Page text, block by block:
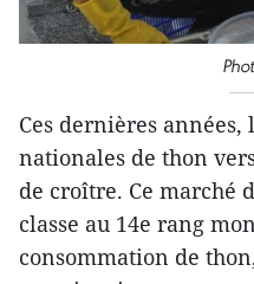
Ces dernières
nationales de thon
de croître. Ce marché
classe au 14e rang
consommation de